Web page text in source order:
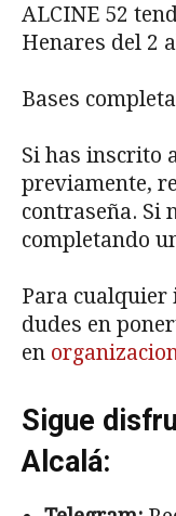
ALCINE 52
Henares del 2
Bases
Si has inscrito
previamente,
contraseña. Si
completando
Para cualquier
dudes en
en
Sigue
Alcalá: